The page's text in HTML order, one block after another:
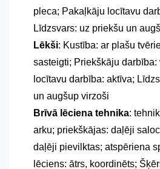
pleca; Pakaļkāju locītavu
Līdzsvars: uz priekšu un
Lēkši: Kustība: ar plašu
sasteigti; Priekškāju
locītavu darbība: aktīva;
un augšup virzoši
Brīvā lēciena tehnika:
arku; priekškājas: daļēji
daļēji pievilktas; atspēriena
lēciens: ātrs, koordinēts;